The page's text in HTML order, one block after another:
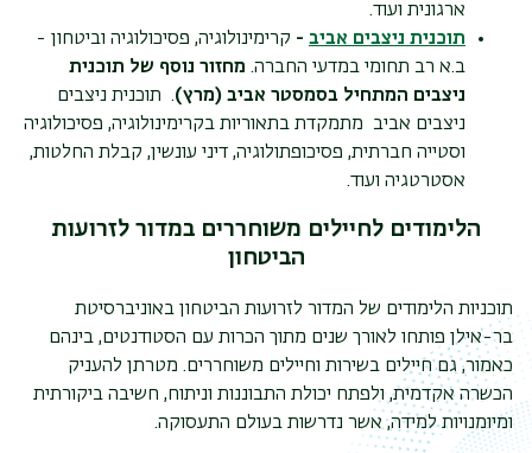
ארגונית ועוד.
תוכנית ניצבים אביב - קרימינולוגיה, פסיכולוגיה וביטחון -
ב.א רב תחומי במדעי החברה. מחזור נוסף של תוכנית
ניצבים המתחיל בסמסטר אביב (מרץ). תוכנית ניצבים
ניצבים אביב מתמקדת בתאוריות בקרימינולוגיה, פסיכולוגיה
וסטייה חברתית, פסיכופתולוגיה, דיני עונשין, קבלת החלטות,
אסטרטגיה ועוד.
הלימודים לחיילים משוחררים במדור לזרועות
הביטחון
תוכניות הלימודים של המדור לזרועות הביטחון באוניברסיטת
בר-אילן פותחו לאורך שנים מתוך הכרות עם הסטודנטים, בינהם
כאמור, גם חיילים בשירות וחיילים משוחררים. מטרתן להעניק
הכשרה אקדמית, ולפתח יכולת התבוננות וניתוח, חשיבה ביקורתית
ומיומנויות למידה, אשר נדרשות בעולם התעסוקה.